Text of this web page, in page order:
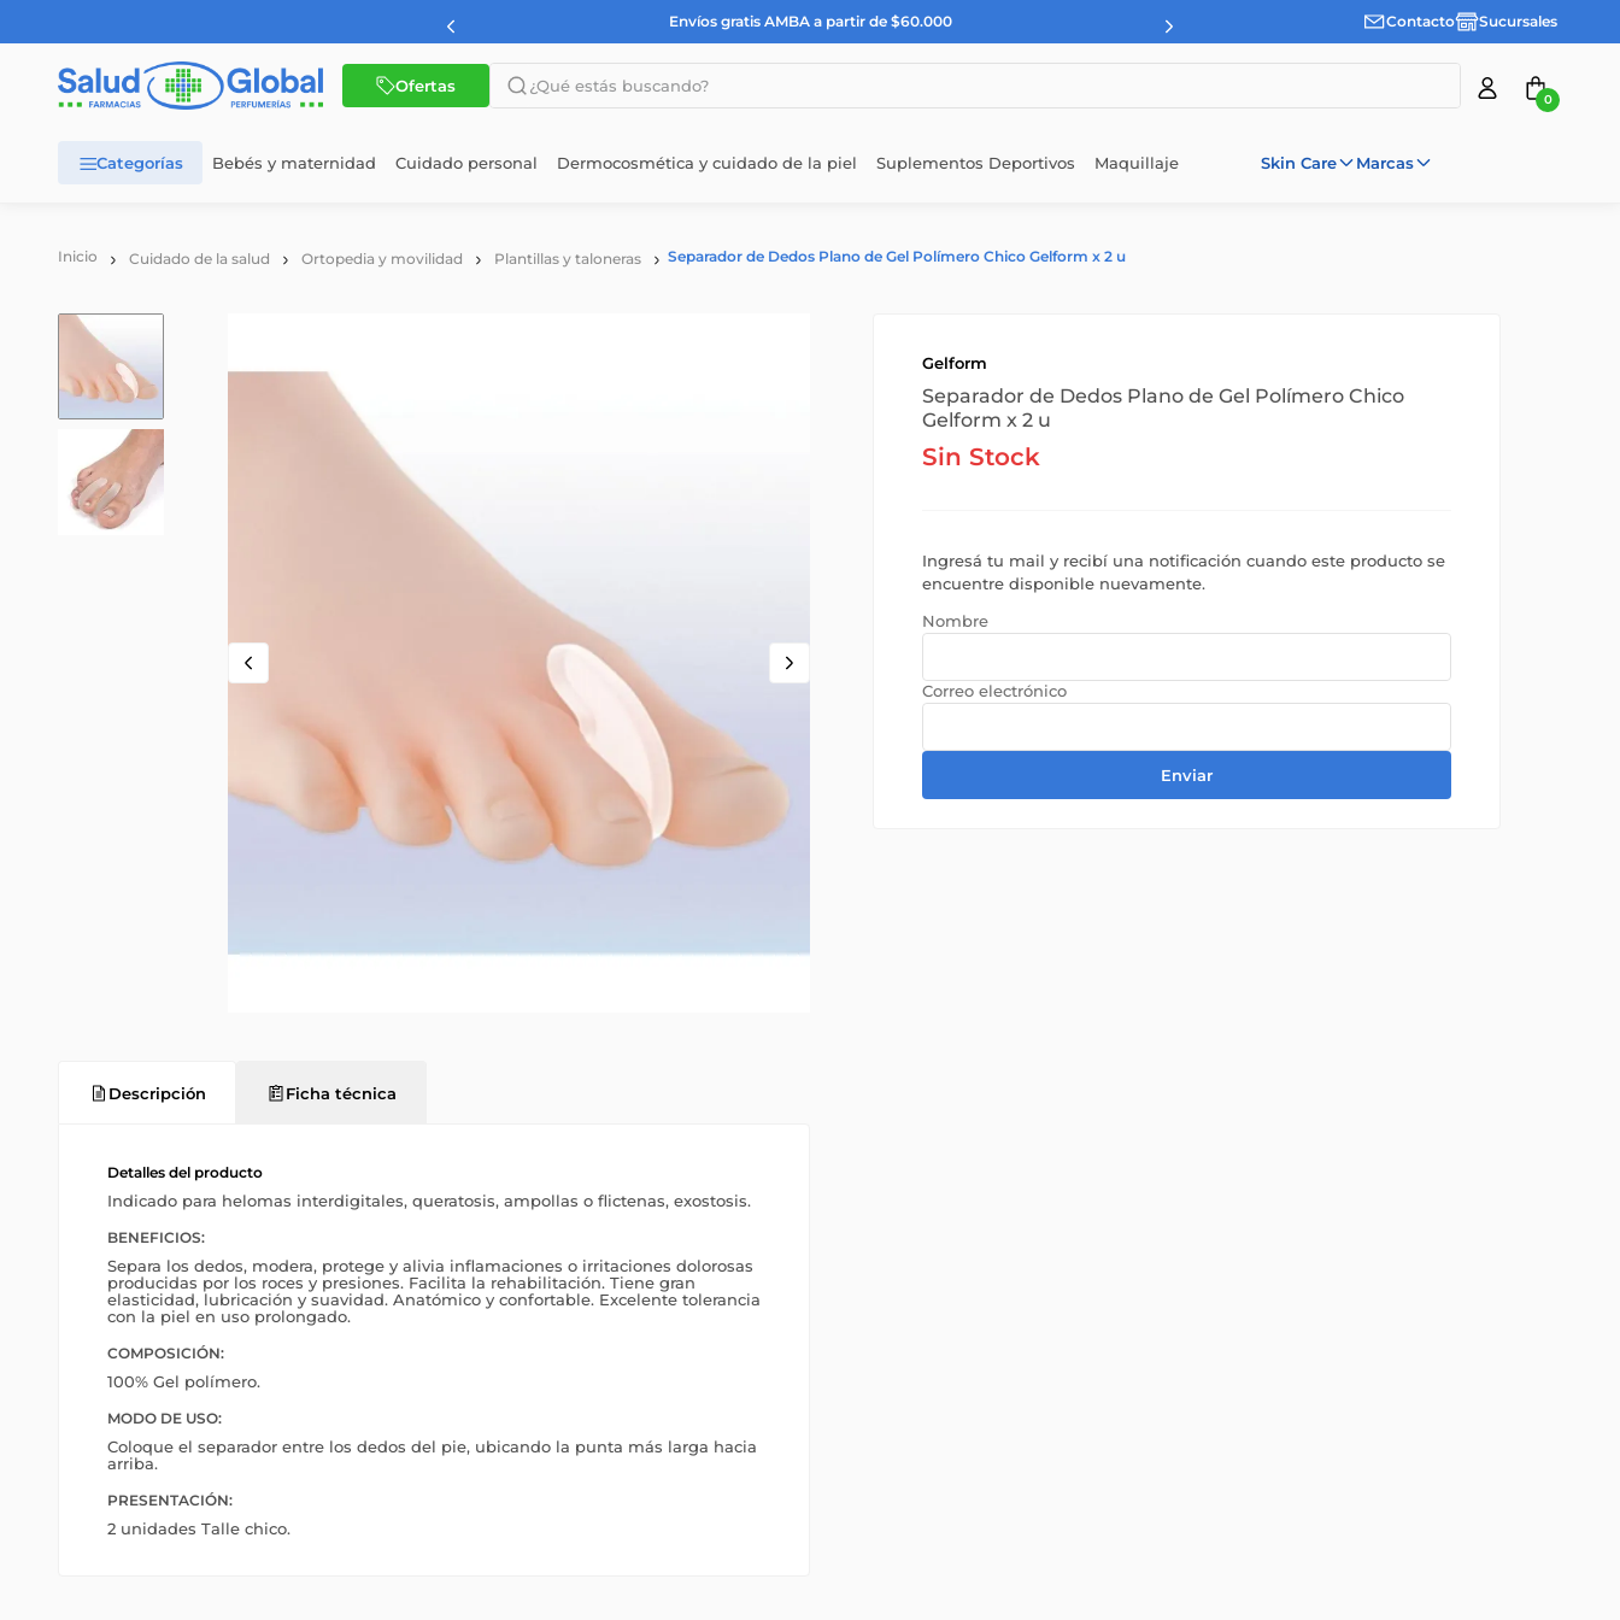
Envíos gratis AMBA a partir de $60.000 Contacto Sucursales
Ofertas
¿Qué estás buscando?
4. nutrilon 2
5. wellness
6. cerave
0
Bebés y maternidad Cuidado personal Dermocosmética y cuidado de la piel Suplementos Deportivos Maquillaje Skin Care Marcas
Cuidado de la salud Ortopedia y movilidad Plantillas y taloneras Separador de Dedos Plano de Gel Polímero Chico Gelform x 2 u
Descripción Ficha técnica
Detalles del producto
Indicado para helomas interdigitales, queratosis, ampollas o flictenas, exostosis.
BENEFICIOS:
Separa los dedos, modera, protege y alivia inflamaciones o irritaciones dolorosas
producidas por los roces y presiones. Facilita la rehabilitación. Tiene gran
elasticidad, lubricación y suavidad. Anatómico y confortable. Excelente tolerancia
con la piel en uso prolongado.
COMPOSICIÓN:
100% Gel polímero.
MODO DE USO:
Coloque el separador entre los dedos del pie, ubicando la punta más larga hacia
arriba.
PRESENTACIÓN:
2 unidades Talle chico.
Gelform
Separador de Dedos Plano de Gel Polímero Chico
Gelform x 2 u
Sin Stock
Ingresá tu mail y recibí una notificación cuando este producto se
encuentre disponible nuevamente.
Enviar